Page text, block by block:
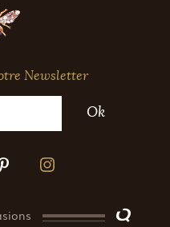
Newsletter
Ok